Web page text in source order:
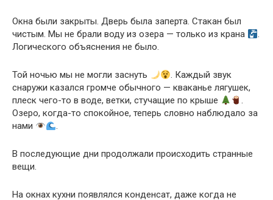
Окна были закрыты. Дверь была заперта. Стакан был
чистым. Мы не брали воду из озера — только из крана
.
Логического объяснения не было.
Той ночью мы не могли заснуть
. Каждый звук
снаружи казался громче обычного — кваканье лягушек,
плеск чего-то в воде, ветки, стучащие по крыше
.
Озеро, когда-то спокойное, теперь словно наблюдало за
нами
.
В последующие дни продолжали происходить странные
вещи.
На окнах кухни появлялся конденсат, даже когда не